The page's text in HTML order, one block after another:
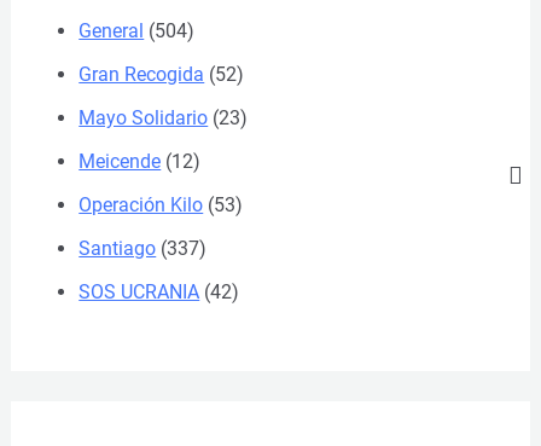
General (504)
Gran Recogida (52)
Mayo Solidario (23)
Meicende (12)
Operación Kilo (53)
Santiago (337)
SOS UCRANIA (42)